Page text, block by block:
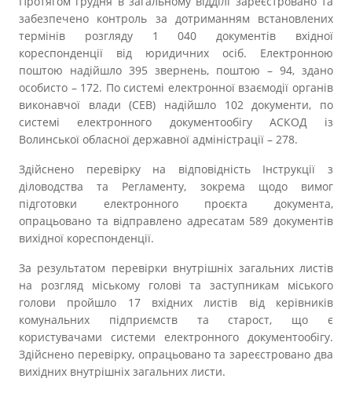
забезпечено контроль за дотриманням встановлених
термінів розгляду 1 040 документів вхідної
кореспонденції від юридичних осіб. Електронною
поштою надійшло 395 звернень, поштою – 94, здано
особисто – 172. По системі електронної взаємодії органів
виконавчої влади (СЕВ) надійшло 102 документи, по
системі електронного документообігу АСКОД із
Волинської обласної державної адміністрації – 278.
Здійснено перевірку на відповідність Інструкції з
діловодства та Регламенту, зокрема щодо вимог
підготовки електронного проєкта документа,
опрацьовано та відправлено адресатам 589 документів
вихідної кореспонденції.
За результатом перевірки внутрішніх загальних листів
на розгляд міському голові та заступникам міського
голови пройшло 17 вхідних листів від керівників
комунальних підприємств та старост, що є
користувачами системи електронного документообігу.
Здійснено перевірку, опрацьовано та зареєстровано два
вихідних внутрішніх загальних листи.